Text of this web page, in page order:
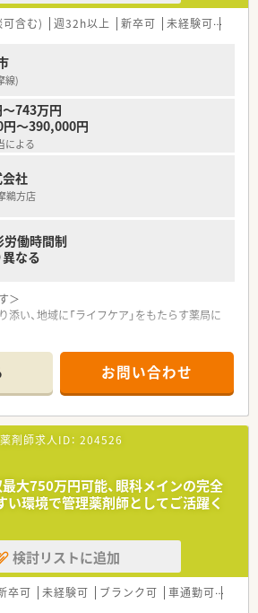
含む) 週32h以上 新卒可 未経験可
線)
743万円
～390,000円
による
社
鵜方店
働時間制
なる
＞
添い、地域に「ライフケア」をもたらす薬局に
寄り添い、質の高い医療サービスを届ける薬剤
す。
のご紹介＞
自システム
るために様々なシステムを独自開発していま
前から導入され、進化を続けている調剤シス
連の調剤業務を連動させ、業務効率化を図るほ
を高め、患者様と働くスタッフを守っていま
要な制度変更があった場合も、迅速に対応でき
いきます。
お問い合わせ
薬剤師求人ID： 204526
最大750万円可能、眼科メインの完全
い環境で管理薬剤師としてご活躍く
検討リストに追加
卒可 未経験可 ブランク可 車通勤可